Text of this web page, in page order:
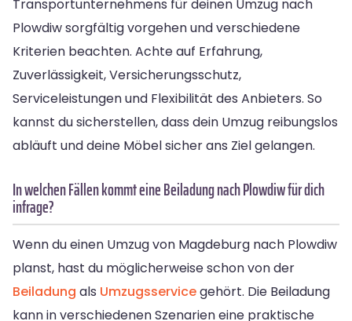
Transportunternehmens für deinen Umzug nach
Plowdiw sorgfältig vorgehen und verschiedene
Kriterien beachten. Achte auf Erfahrung,
Zuverlässigkeit, Versicherungsschutz,
Serviceleistungen und Flexibilität des Anbieters. So
kannst du sicherstellen, dass dein Umzug reibungslos
abläuft und deine Möbel sicher ans Ziel gelangen.
In welchen Fällen kommt eine Beiladung nach Plowdiw für dich
infrage?
Wenn du einen Umzug von Magdeburg nach Plowdiw
planst, hast du möglicherweise schon von der
Beiladung als Umzugsservicegehört. Die Beiladung
kann in verschiedenen Szenarien eine praktische